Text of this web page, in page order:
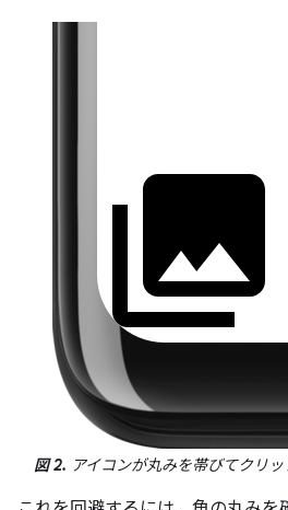
図 2. アイコンが丸みを帯びてクリッ